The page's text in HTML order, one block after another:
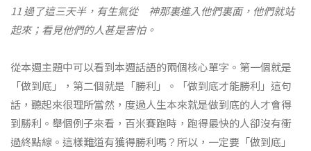
11 過了這三天半，有生氣從 神那裏進入他們裏面，他們就站
起來；看見他們的人甚是害怕。
從本週主題中可以看到本週話語的兩個核心單字。第一個就是
「做到底」，第二個就是「勝利」。「做到底才能勝利」這句
話，聽起來很理所當然，度過人生本來就是做到底的人才會得
到勝利。舉個例子來看，百米賽跑時，跑得最快的人卻沒有衝
過終點線。這樣難道有獲得勝利嗎？所以，一定要「做到底」